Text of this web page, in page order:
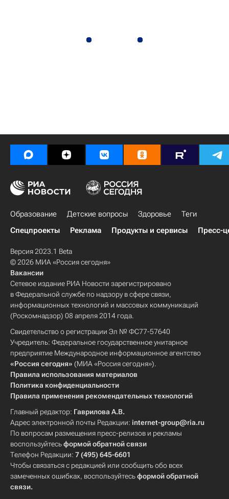
Образование Детские вопросы Здоровье
Теги
Спецпроекты
Реклама Продукты и сервисы Пресс-
Версия 2023.1 Beta
© 2026 МИА «Россия сегодня»
Вакансии
Сетевое издание РИА Новости зарегистрировано
в Федеральной службе по надзору в сфере связи,
информационных технологий и массовых коммуникаций
(Роскомнадзор) 08 апреля 2014 года.
Свидетельство о регистрации Эл № ФС77-57640
Учредитель: Федеральное государственное унитарное
предприятие Международное информационное агентство
«Россия сегодня» (МИА «Россия сегодня»).
Правила использования материалов
Политика конфиденциальности
Правила применения рекомендательных технологий
Главный редактор: Гаврилова А.В.
Адрес электронной почты Редакции: internet-group@ria.ru
По вопросам размещения пресс-релизов и рекламы
воспользуйтесьформой обратной связи
Телефон Редакции: 7 (495) 645-6601
Чтобы связаться с редакцией или сообщить обо всех
замеченных ошибках, воспользуйтесьформой обратной
связи.